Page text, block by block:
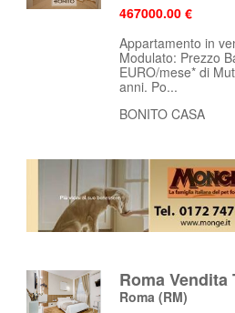
467000.00 €
Appartamento in
Modulato: Prezzo
EURO/mese* di
anni. Po...
BONITO CASA
Roma Vendita
Roma (RM)